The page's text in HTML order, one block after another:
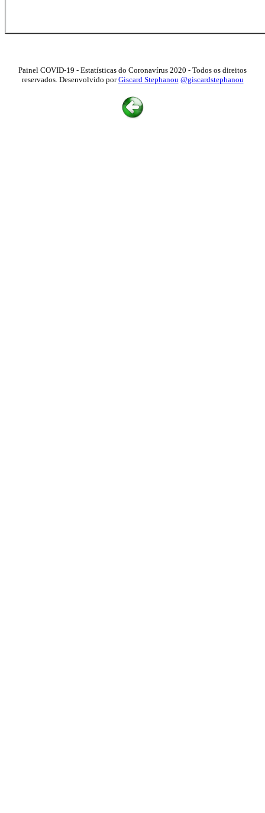
Painel COVID-19 - Estatísticas do Coronavírus 2020 - Todos os direitos
reservados. Desenvolvido porGiscard Stephanou @giscardstephanou